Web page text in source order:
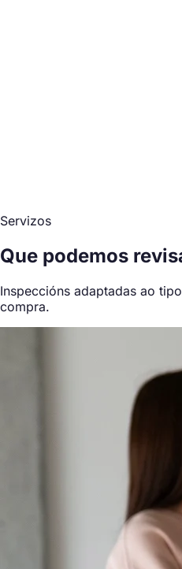
Servizos
Que podemos
Inspeccións adaptadas ao
compra.